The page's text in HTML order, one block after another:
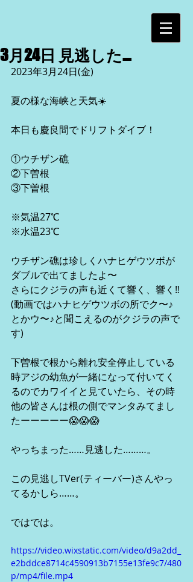
3月24日 見逃した…
2023年3月24日(金)
夏の様な海峡と天気☀️
本日も慶良間でドリフトダイブ！
①ウチザン礁
②下曽根
③下曽根
※気温27℃
※水温23℃
ウチザン礁は珍しくハナヒゲウツボが
ダブルで出てましたよ〜
さらにクジラの声も近くて響く、響く‼️
(動画ではハナヒゲウツボの所でク〜♪
とかウ〜♪と聞こえるのがクジラの声で
す)
下曽根で根から離れ安全停止している
時アジの幼魚が一緒になって付いてく
るのでカワイイと見ていたら、その時
他の皆さんは根の側でマンタみてまし
たーーーーー😱😱😱
やっちまった……見逃した………。
この見逃しTVer(ティーバー)さんやっ
てるかしら……。
ではでは。
https://video.wixstatic.com/video/d9a2dd_
e2bddce8714c4590913b7155e13fe9c7/480
p/mp4/file.mp4